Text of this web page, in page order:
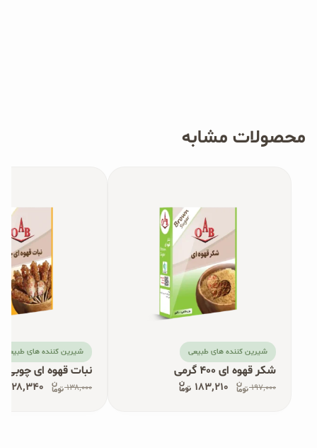
محصولات مشابه
شیرین کننده های طبیعی
شکر قهوه‌ ای ۴۰۰ گرمی
۱۹۷٬۰۰۰ ۱۸۳٬۲۱۰
شیرین کننده های طبیعی
نبات قهوه ای چوبی ۱۶۰ گرمی
۱۳۸٬۰۰۰ ۱۲۸٬۳۴۰